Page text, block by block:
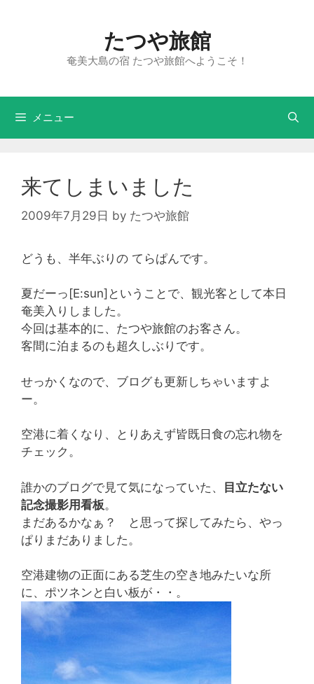
たつや旅館
奄美大島の宿 たつや旅館へようこそ！
メニュー
来てしまいました
2009年7月29日 by たつや旅館
どうも、半年ぶりの てらぱんです。
夏だーっ[E:sun]ということで、観光客として本日
奄美入りしました。
今回は基本的に、たつや旅館のお客さん。
客間に泊まるのも超久しぶりです。
せっかくなので、ブログも更新しちゃいますよ
ー。
空港に着くなり、とりあえず皆既日食の忘れ物を
チェック。
誰かのブログで見て気になっていた、 目立たない
記念撮影用看板。
まだあるかなぁ？ と思って探してみたら、やっ
ぱりまだありました。
空港建物の正面にある芝生の空き地みたいな所
に、ポツネンと白い板が・・。